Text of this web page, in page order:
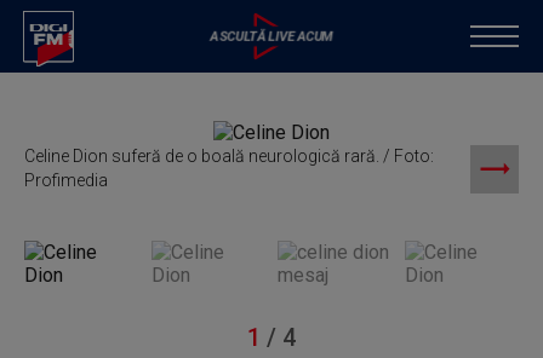
Celine Dion suferă de o boală neurologică rară. / Foto:
Profimedia
1 / 4